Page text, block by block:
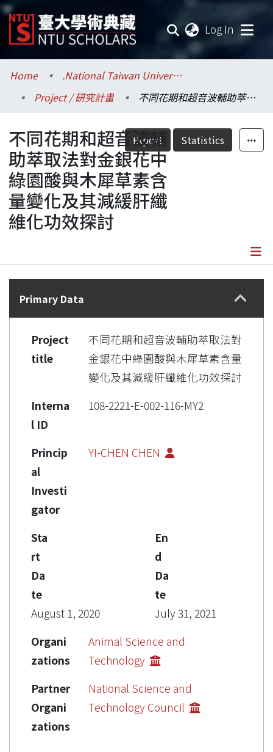
Log In
Communities & Collections
Research Outputs
Fundings & Projects
Researchers
Organizations
Statistics
Home
.National Taiwan University / 國立臺灣大學
Project / 研究計畫
不同花期和超音波輔助萃取法對金銀花中綠園酸與木犀草素含量變化及其減緩肝纖維化功效探討
Export Statistics
不同花期和超音波輔
助萃取法對金銀花中
綠園酸與木犀草素含
量變化及其減緩肝纖
維化功效探討
Details
Primary Data
Project
title
不同花期和超音波輔助萃取法對
金銀花中綠園酸與木犀草素含量
變化及其減緩肝纖維化功效探討
Interna
l ID
108-2221-E-002-116-MY2
Princip
al
Investi
gator
YI-CHEN CHEN
Sta
rt
Da
te
August 1, 2020
En
d
Da
te
July 31, 2021
Organi
zations
Animal Science and
Technology
Partner
Organi
zations
National Science and
Technology Council